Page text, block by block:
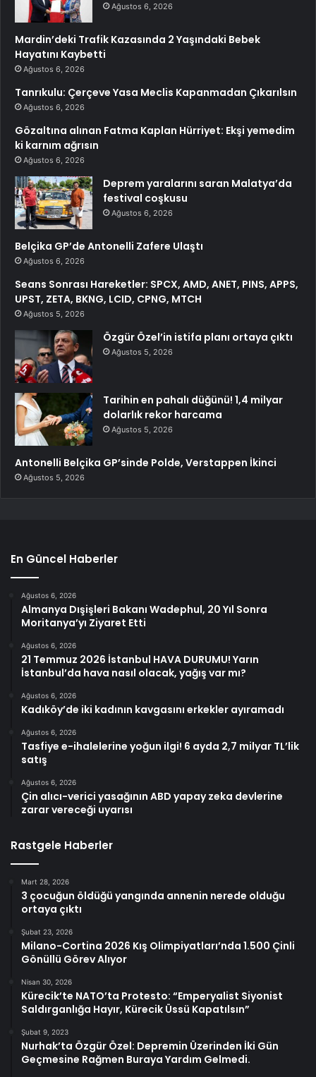
Ağustos 6, 2026
Mardin’deki Trafik Kazasında 2 Yaşındaki Bebek
Hayatını Kaybetti
Ağustos 6, 2026
Tanrıkulu: Çerçeve Yasa Meclis Kapanmadan Çıkarılsın
Ağustos 6, 2026
Gözaltına alınan Fatma Kaplan Hürriyet: Ekşi yemedim
ki karnım ağrısın
Ağustos 6, 2026
Deprem yaralarını saran Malatya’da
festival coşkusu
Ağustos 6, 2026
Belçika GP’de Antonelli Zafere Ulaştı
Ağustos 6, 2026
Seans Sonrası Hareketler: SPCX, AMD, ANET, PINS, APPS,
UPST, ZETA, BKNG, LCID, CPNG, MTCH
Ağustos 5, 2026
Özgür Özel’in istifa planı ortaya çıktı
Ağustos 5, 2026
Tarihin en pahalı düğünü! 1,4 milyar
dolarlık rekor harcama
Ağustos 5, 2026
Antonelli Belçika GP’sinde Polde, Verstappen İkinci
Ağustos 5, 2026
En Güncel Haberler
Ağustos 6, 2026
Almanya Dışişleri Bakanı Wadephul, 20 Yıl Sonra
Moritanya’yı Ziyaret Etti
Ağustos 6, 2026
21 Temmuz 2026 İstanbul HAVA DURUMU! Yarın
İstanbul’da hava nasıl olacak, yağış var mı?
Ağustos 6, 2026
Kadıköy’de iki kadının kavgasını erkekler ayıramadı
Ağustos 6, 2026
Tasfiye e-ihalelerine yoğun ilgi! 6 ayda 2,7 milyar TL’lik
satış
Ağustos 6, 2026
Çin alıcı-verici yasağının ABD yapay zeka devlerine
zarar vereceği uyarısı
Rastgele Haberler
Mart 28, 2026
3 çocuğun öldüğü yangında annenin nerede olduğu
ortaya çıktı
Şubat 23, 2026
Milano-Cortina 2026 Kış Olimpiyatları’nda 1.500 Çinli
Gönüllü Görev Alıyor
Nisan 30, 2026
Kürecik’te NATO’ta Protesto: “Emperyalist Siyonist
Saldırganlığa Hayır, Kürecik Üssü Kapatılsın”
Şubat 9, 2023
Nurhak’ta Özgür Özel: Depremin Üzerinden İki Gün
Geçmesine Rağmen Buraya Yardım Gelmedi.